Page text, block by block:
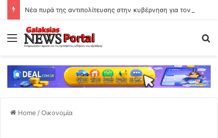
Menu
Home /Οικονομία